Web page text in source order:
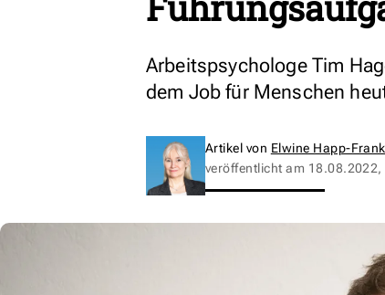
Arbeitspsychologe Tim
dem Job für Menschen
Artikel von Elwine Happ-Frank
veröffentlicht am 18.08.2022,